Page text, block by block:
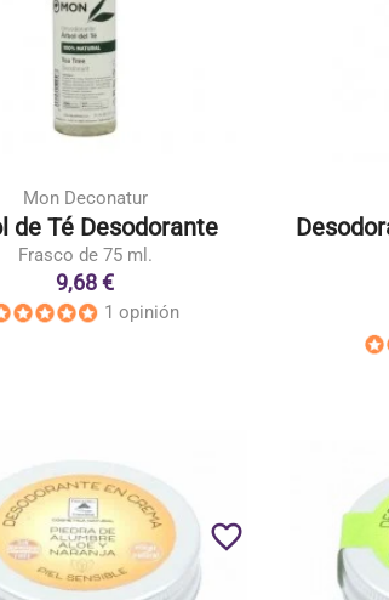
Mon Deconatur
de Té Desodorante
Frasco de 75 ml.
9,68 €
1 opinión
favorite_border